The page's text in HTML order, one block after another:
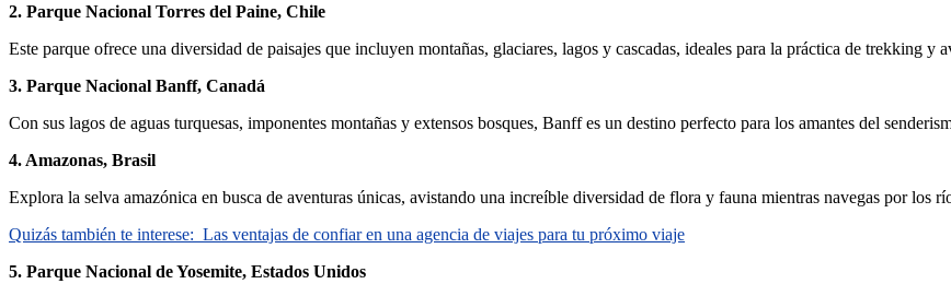
2. Parque Nacional Torres del Paine, Chile
Este parque ofrece una diversidad de paisajes que incluyen montañas, glaciares, lagos y cascadas, ideales para la práctica de trekking y
3. Parque Nacional Banff, Canadá
Con sus lagos de aguas turquesas, imponentes montañas y extensos bosques, Banff es un destino perfecto para los amantes del
4. Amazonas, Brasil
Explora la selva amazónica en busca de aventuras únicas, avistando una increíble diversidad de flora y fauna mientras navegas por los
Quizás también te interese: Las ventajas de confiar en una agencia de viajes para tu próximo viaje
5. Parque Nacional de Yosemite, Estados Unidos